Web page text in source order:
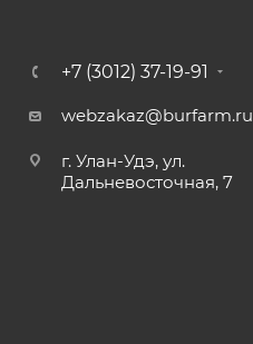
+7 (3012) 37-19-91
webzakaz@burfarm.ru
г. Улан-Удэ, ул.
Дальневосточная, 7